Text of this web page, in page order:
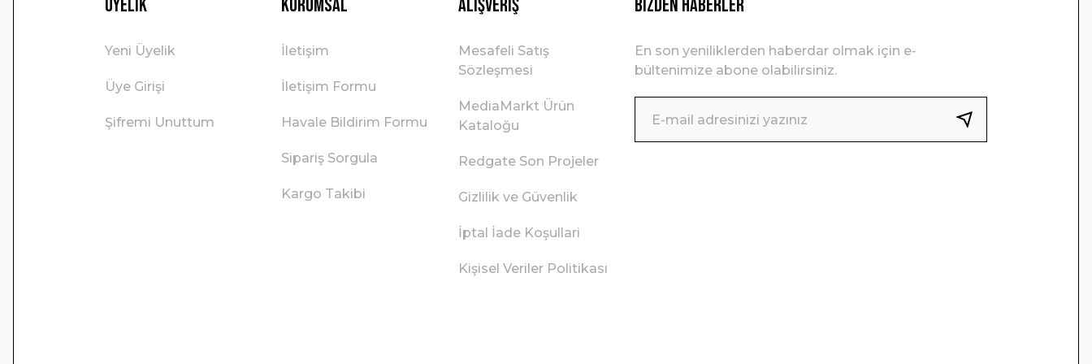
Üyelik
Yeni Üyelik
Üye Girişi
Şifremi Unuttum
Kurumsal
İletişim
İletişim Formu
Havale Bildirim Formu
Sipariş Sorgula
Kargo Takibi
Alışveriş
Mesafeli Satış
Sözleşmesi
MediaMarkt Ürün
Kataloğu
Redgate Son Projeler
Gizlilik ve Güvenlik
İptal İade Koşullari
Kişisel Veriler Politikası
BİZDEN HABERLER
En son yeniliklerden haberdar olmak için e-
bültenimize abone olabilirsiniz.